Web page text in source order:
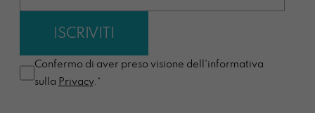
Confermo di aver preso visione dell'informativa
sulla Privacy.*